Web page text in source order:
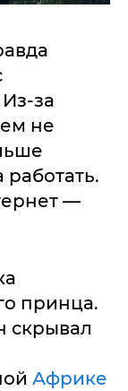
за
не
—
принца.
скрывал
Африке